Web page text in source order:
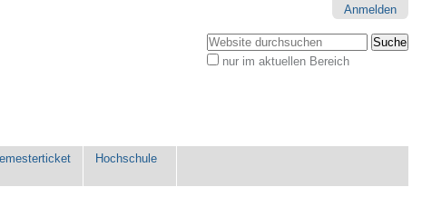
Anmelden
Website durchsuchen
nur im aktuellen Bereich
Hochschule